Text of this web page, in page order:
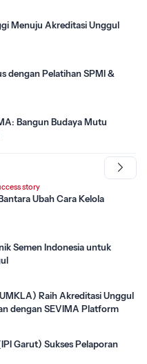
Menuju Akreditasi Unggul
dengan Pelatihan SPMI &
Bangun Budaya Mutu
story
Ubah Cara Kelola
Semen Indonesia untuk
Raih Akreditasi Unggul
dengan SEVIMA Platform
Garut) Sukses Pelaporan